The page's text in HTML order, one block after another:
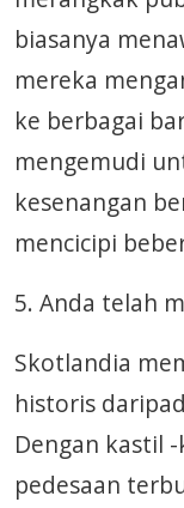
biasanya
mereka
ke berbagai
mengemudi
kesenangan
mencicipi
5. Anda telah
Skotlandia
historis
Dengan kastil
pedesaan